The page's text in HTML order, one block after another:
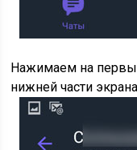
Нажимаем на
нижней части